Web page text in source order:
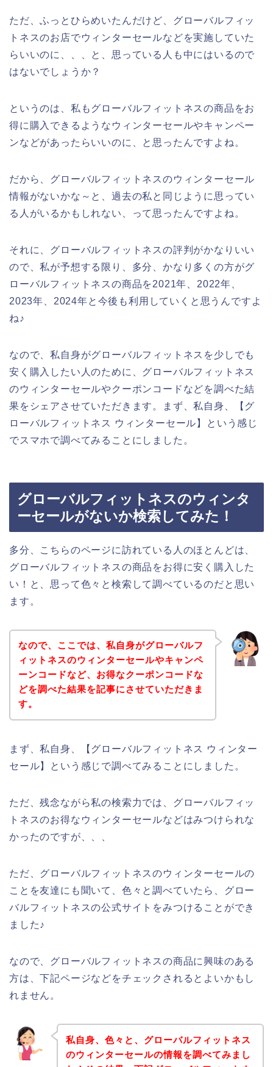
ただ、ふっとひらめいたんだけど、グローバルフィッ
トネスのお店でウィンターセールなどを実施していた
らいいのに、、、と、思っている人も中にはいるので
はないでしょうか？
というのは、私もグローバルフィットネスの商品をお
得に購入できるようなウィンターセールやキャンペー
ンなどがあったらいいのに、と思ったんですよね。
だから、グローバルフィットネスのウィンターセール
情報がないかな～と、過去の私と同じように思ってい
る人がいるかもしれない、って思ったんですよね。
それに、グローバルフィットネスの評判がかなりいい
ので、私が予想する限り、多分、かなり多くの方がグ
ローバルフィットネスの商品を2021年、2022年、
2023年、2024年と今後も利用していくと思うんですよ
ね♪
なので、私自身がグローバルフィットネスを少しでも
安く購入したい人のために、グローバルフィットネス
のウィンターセールやクーポンコードなどを調べた結
果をシェアさせていただきます。まず、私自身、【グ
ローバルフィットネス ウィンターセール】という感じ
でスマホで調べてみることにしました。
グローバルフィットネスのウィンタ
ーセールがないか検索してみた！
多分、こちらのページに訪れている人のほとんどは、
グローバルフィットネスの商品をお得に安く購入した
い！と、思って色々と検索して調べているのだと思い
ます。
なので、ここでは、私自身がグローバルフ
ィットネスのウィンターセールやキャンペ
ーンコードなど、お得なクーポンコードな
どを調べた結果を記事にさせていただきま
す。
まず、私自身、【グローバルフィットネス ウィンター
セール】という感じで調べてみることにしました。
ただ、残念ながら私の検索力では、グローバルフィッ
トネスのお得なウィンターセールなどはみつけられな
かったのですが、、、
ただ、グローバルフィットネスのウィンターセールの
ことを友達にも聞いて、色々と調べていたら、グロー
バルフィットネスの公式サイトをみつけることができ
ました♪
なので、グローバルフィットネスの商品に興味のある
方は、下記ページなどをチェックされるとよいかもし
れません。
私自身、色々と、グローバルフィットネス
のウィンターセールの情報を調べてみまし